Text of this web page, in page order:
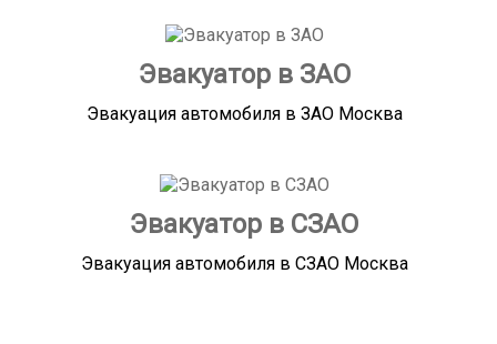
Эвакуатор в ЗАО
Эвакуация автомобиля в ЗАО Москва
Эвакуатор в СЗАО
Эвакуация автомобиля в СЗАО Москва